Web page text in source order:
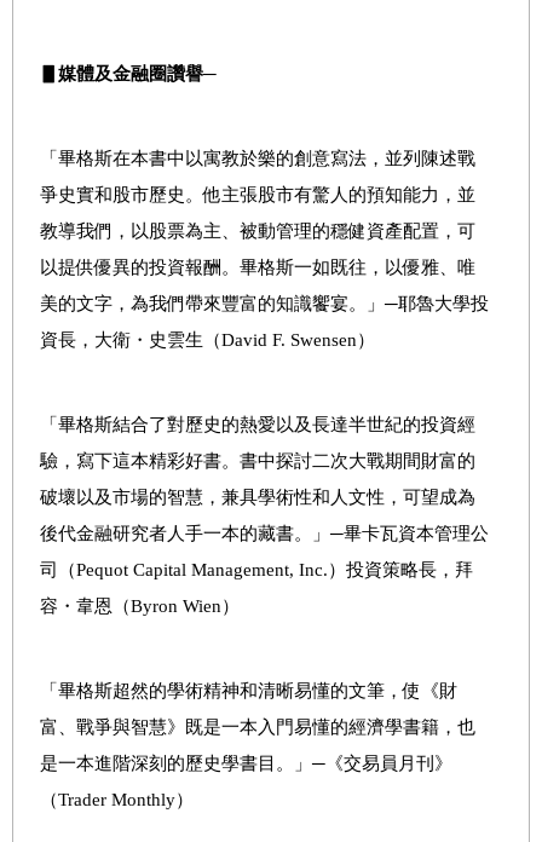
▋媒體及金融圈讚譽─
「畢格斯在本書中以寓教於樂的創意寫法，並列陳述戰
爭史實和股市歷史。他主張股市有驚人的預知能力，並
教導我們，以股票為主、被動管理的穩健資產配置，可
以提供優異的投資報酬。畢格斯一如既往，以優雅、唯
美的文字，為我們帶來豐富的知識饗宴。」─耶魯大學投
資長，大衛・史雲生（David F. Swensen）
「畢格斯結合了對歷史的熱愛以及長達半世紀的投資經
驗，寫下這本精彩好書。書中探討二次大戰期間財富的
破壞以及市場的智慧，兼具學術性和人文性，可望成為
後代金融研究者人手一本的藏書。」─畢卡瓦資本管理公
司（Pequot Capital Management, Inc.）投資策略長，拜
容・韋恩（Byron Wien）
「畢格斯超然的學術精神和清晰易懂的文筆，使《財
富、戰爭與智慧》既是一本入門易懂的經濟學書籍，也
是一本進階深刻的歷史學書目。」─《交易員月刊》
（Trader Monthly）